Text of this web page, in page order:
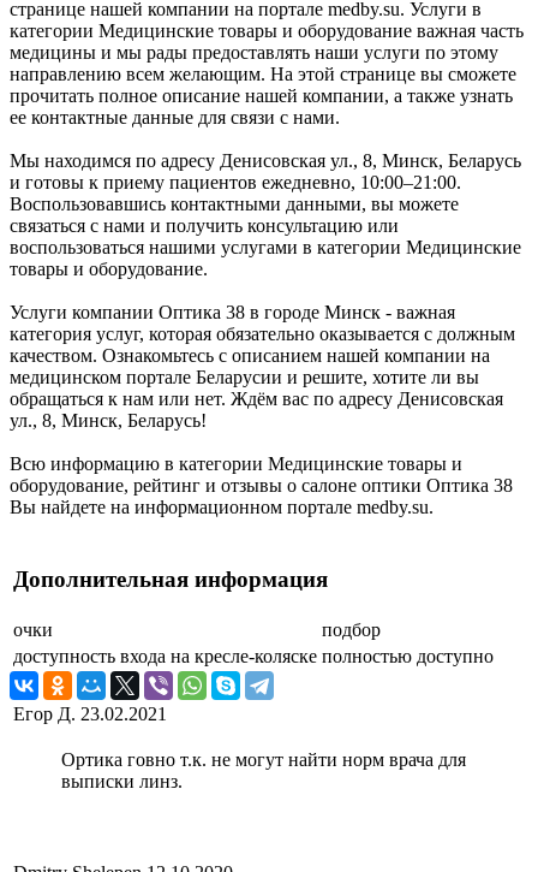
странице нашей компании на портале medby.su. Услуги в
категории Медицинские товары и оборудование важная часть
медицины и мы рады предоставлять наши услуги по этому
направлению всем желающим. На этой странице вы сможете
прочитать полное описание нашей компании, а также узнать
ее контактные данные для связи с нами.
Мы находимся по адресу Денисовская ул., 8, Минск, Беларусь
и готовы к приему пациентов ежедневно, 10:00–21:00.
Воспользовавшись контактными данными, вы можете
связаться с нами и получить консультацию или
воспользоваться нашими услугами в категории Медицинские
товары и оборудование.
Услуги компании Оптика 38 в городе Минск - важная
категория услуг, которая обязательно оказывается с должным
качеством. Ознакомьтесь с описанием нашей компании на
медицинском портале Беларусии и решите, хотите ли вы
обращаться к нам или нет. Ждём вас по адресу Денисовская
ул., 8, Минск, Беларусь!
Всю информацию в категории Медицинские товары и
оборудование, рейтинг и отзывы о салоне оптики Оптика 38
Вы найдете на информационном портале medby.su.
Дополнительная информация
очки
подбор
доступность входа на кресле-коляске полностью доступно
Егор Д. 23.02.2021
Ортика говно т.к. не могут найти норм врача для
выписки линз.